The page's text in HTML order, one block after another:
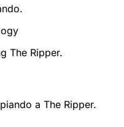
The Ripper.
a The Ripper.